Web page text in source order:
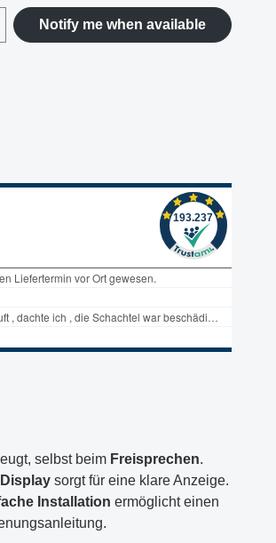
Notify me when available
selbst beim Freisprechen.
sorgt für eine klare Anzeige.
Installation ermöglicht einen